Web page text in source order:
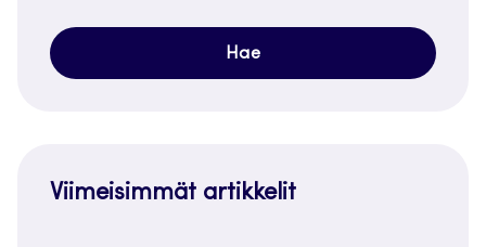
Viimeisimmät artikkelit